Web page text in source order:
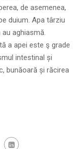
de asemenea,
duium. Apa târziu
aghiasmă.
a apei este ş grade
intestinal și
bunăoară și răcirea